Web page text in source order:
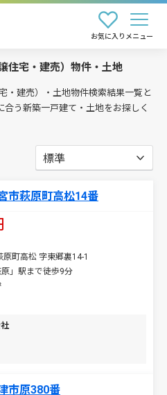
お気に入り メニュー
住宅・建売）物件・土地
・建売）・土地物件検索結果一覧と
う新築一戸建て・土地をお探しく
市萩原町高松14番
原町高松 字東郷裏14-1
」駅まで徒歩9分
市原380番